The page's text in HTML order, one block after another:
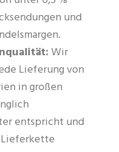
und
Wir
Lieferung von
in großen
entspricht und